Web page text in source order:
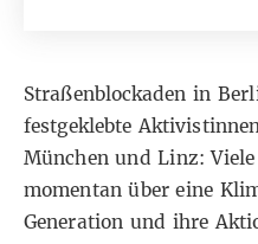
Straßenblockaden in
festgeklebte
MünchenundLinz:
momentan über eine
Generation und ihre